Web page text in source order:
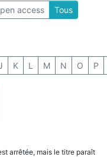
access Tous
K L M N O P
arrêtée, mais le titre paraît